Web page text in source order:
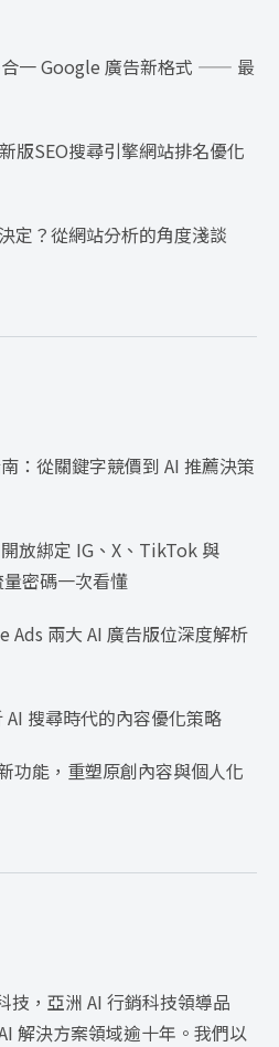
一 Google 廣告新格式 —— 最
版SEO搜尋引擎網站排名優化
定？從網站分析的角度淺談
：從關鍵字競價到 AI 推薦決策
放綁定 IG、X、TikTok 與
密碼一次看懂
Ads 兩大 AI 廣告版位深度解析
搜尋時代的內容優化策略
功能，重塑原創內容與個人化
，亞洲 AI 行銷科技領導品
解決方案領域逾十年。我們以